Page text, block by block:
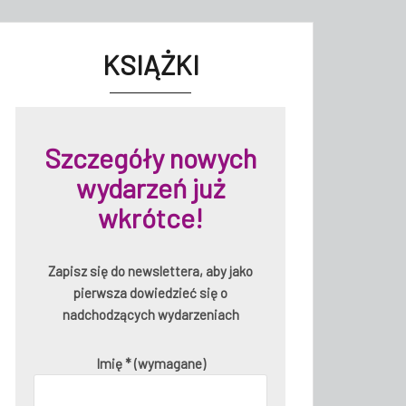
KSIĄŻKI
Szczegóły nowych
wydarzeń już
wkrótce!
Zapisz się do newslettera, aby jako
pierwsza dowiedzieć się o
nadchodzących wydarzeniach
Imię * (wymagane)